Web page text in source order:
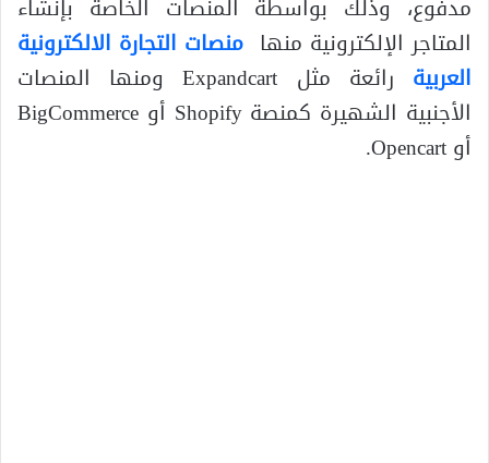
مدفوع، وذلك بواسطة المنصات الخاصة بإنشاء
المتاجر الإلكترونية منها منصات التجارة الالكترونية
العربية
رائعة مثل Expandcart ومنها المنصات
الأجنبية الشهيرة كمنصة Shopify أو BigCommerce
أو Opencart.